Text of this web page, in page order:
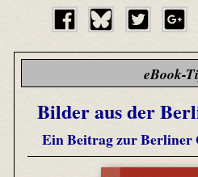
eBook-
Bilder aus der
Ein Beitrag zur Berliner